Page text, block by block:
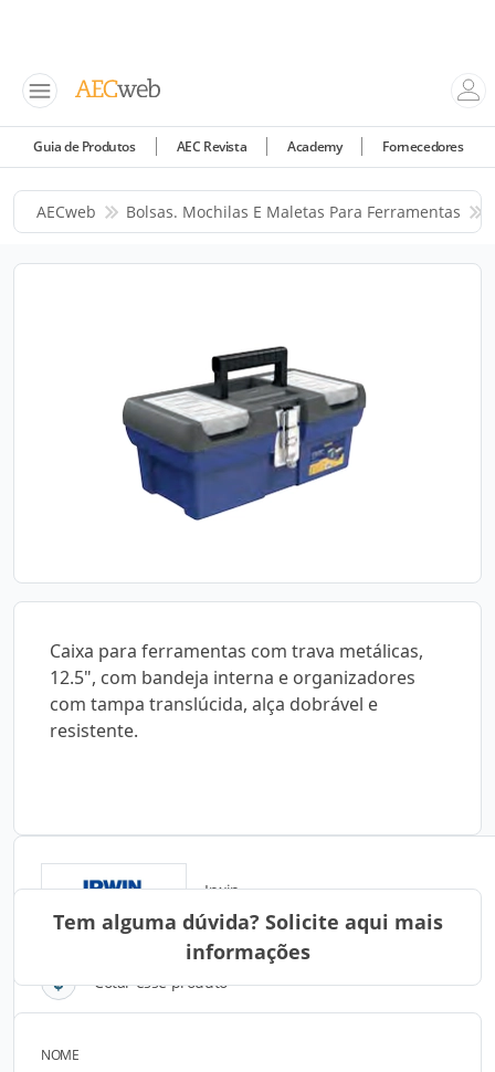
Guia de Produtos AEC Revista Academy Fornecedores
AECweb Bolsas. Mochilas E Maletas Para Ferramentas
Caixa para ferramentas com trava metálicas,
12.5", com bandeja interna e organizadores
com tampa translúcida, alça dobrável e
resistente.
Irwin
Cotar esse produto
Tem alguma dúvida? Solicite aqui mais
informações
NOME